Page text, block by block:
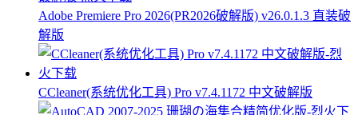
Adobe Premiere Pro 2026(PR2026破解版) v26.0.1.3 直装破
解版
CCleaner(系统优化工具) Pro v7.4.1172 中文破解版